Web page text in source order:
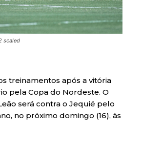
scaled
treinamentos após a vitória
pela Copa do Nordeste. O
será contra o Jequié pelo
no próximo domingo (16), às